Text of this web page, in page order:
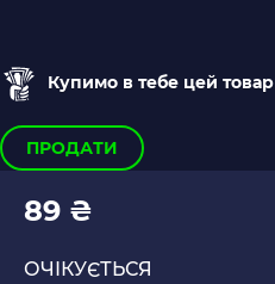
Купимо в тебе цей товар
ПРОДАТИ
89 ₴
ОЧІКУЄТЬСЯ